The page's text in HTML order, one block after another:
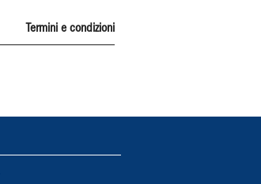
Termini e condizioni